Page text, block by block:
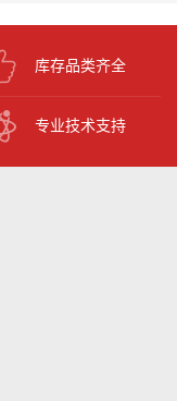
库存品类齐全
专业技术支持